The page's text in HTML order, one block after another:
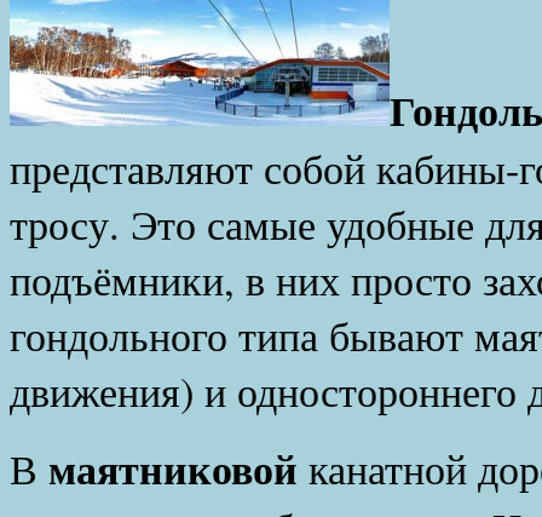
представляют собой
тросу. Это самые удобные
подъёмники, в них просто
гондольного типа бывают
движения) и одностороннего
В маятниковой канатной